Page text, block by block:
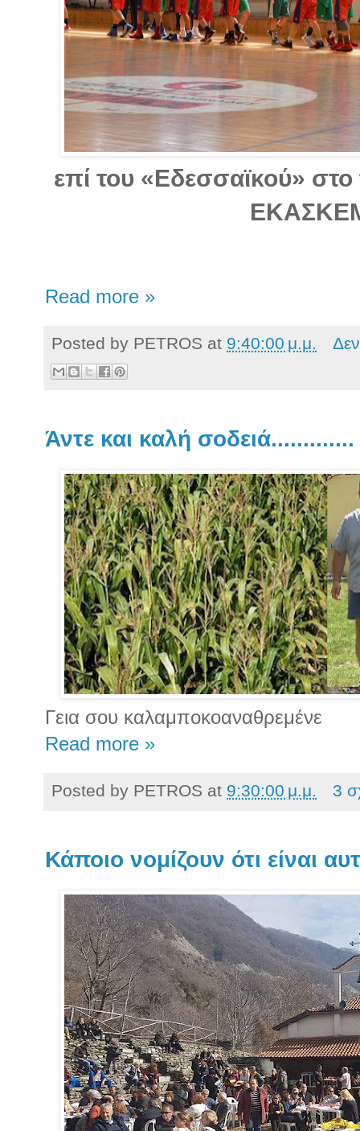
επί του «Εδεσσαϊκού» στο
Read more »
Posted by PETROS at 9:40:00 μ.μ.
Άντε και καλή σοδειά.............
Γεια σου καλαμποκοαναθρεμένε
Read more »
Posted by PETROS at 9:30:00 μ.μ. 3
Κάποιο νομίζουν ότι είναι